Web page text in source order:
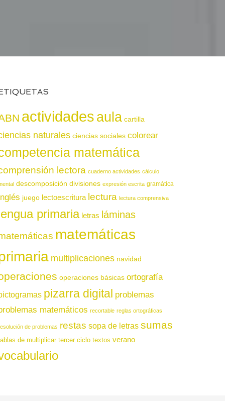
actividadesaula cartilla
naturales ciencias sociales colorear
matemática
lectora cuaderno actividades cálculo
descomposición divisiones expresión escrita gramática
juego lectoescritura lectura lectura comprensiva
primaria letras láminas
matemáticas
multiplicaciones navidad
operaciones básicas ortografía
pizarra digital problemas
matemáticos recortable reglas ortográficas
de problemas restas sopa de letras sumas
de multiplicar tercer ciclo textos verano